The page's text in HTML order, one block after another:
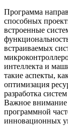
Программа
способных
встроенные
встраиваемых
интеллекта и
такие аспекты,
оптимизация
разработка
Важное внимание
программной
инновационных